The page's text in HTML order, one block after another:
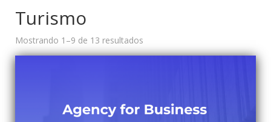
Turismo
Mostrando 1–9 de 13 resultados